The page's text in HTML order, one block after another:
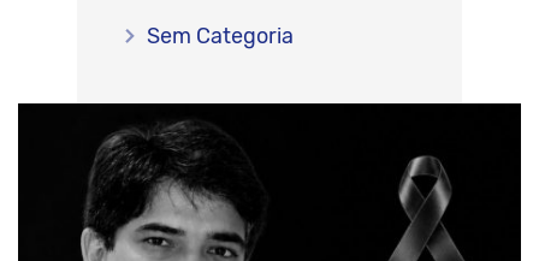
Sem Categoria